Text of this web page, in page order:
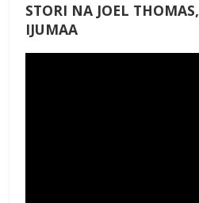
STORI NA JOEL THOMAS,
IJUMAA